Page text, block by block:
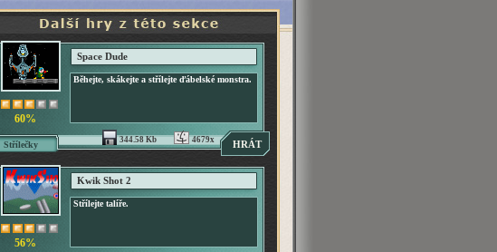
60%
Space Dude
Běhejte, skákejte a střílejte ďábelské monstra.
Střílečky HRÁT
4679x
344.58 Kb
56%
Kwik Shot 2
Střílejte talíře.